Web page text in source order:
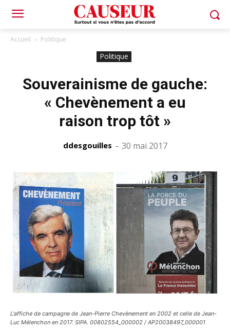
Accueil Politique
Politique
Souverainisme de gauche:
« Chevènement a eu
raison trop tôt »
ddesgouilles - 30 mai 2017
L'affiche de campagne de Jean-Pierre Chevènement en 2002 et celle de Jean-
Luc Mélenchon en 2017. SIPA. 00802554_000002 / AP20038497_000001